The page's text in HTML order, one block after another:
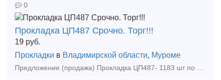
0
Прокладка ЦП487 Срочно. Торг!!!
19 руб.
Прокладки в Владимирской области, Муроме
Предложение (продажа) Прокладка ЦП487- 1183 шт по 19 руб\шт Прокладка СП815 для стрелок - 7000 шт по 9 руб\шт Любые другие материалы